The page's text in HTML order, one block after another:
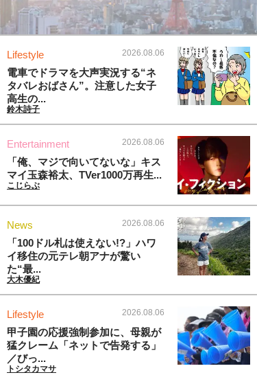
Lifestyle 2026.08.06
電車でドラマを大声実況する“ネ
タバレおばさん”。注意した女子
高生の...
鈴木詩子
Entertainment 2026.08.06
「俺、マジで向いてないな」キス
マイ玉森裕太、TVer1000万再生...
こじらぶ
News 2026.08.06
「100ドル札は使えない!?」ハワ
イ移住の元テレ朝アナが驚い
た“最...
大木優紀
Lifestyle 2026.08.06
甲子園の応援強制参加に、母親が
猛クレーム「ネットで告発する」
／びっ...
トシタカマサ